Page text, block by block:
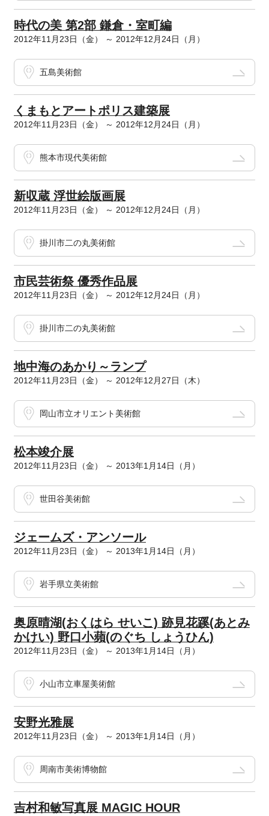
時代の美 第2部 鎌倉・室町編
2012年11月23日（金） ～ 2012年12月24日（月）
五島美術館
くまもとアートポリス建築展
2012年11月23日（金） ～ 2012年12月24日（月）
熊本市現代美術館
新収蔵 浮世絵版画展
2012年11月23日（金） ～ 2012年12月24日（月）
掛川市二の丸美術館
市民芸術祭 優秀作品展
2012年11月23日（金） ～ 2012年12月24日（月）
掛川市二の丸美術館
地中海のあかり～ランプ
2012年11月23日（金） ～ 2012年12月27日（木）
岡山市立オリエント美術館
松本竣介展
2012年11月23日（金） ～ 2013年1月14日（月）
世田谷美術館
ジェームズ・アンソール
2012年11月23日（金） ～ 2013年1月14日（月）
岩手県立美術館
奥原晴湖(おくはら せいこ) 跡見花蹊(あとみ
かけい) 野口小蘋(のぐち しょうひん)
2012年11月23日（金） ～ 2013年1月14日（月）
小山市立車屋美術館
安野光雅展
2012年11月23日（金） ～ 2013年1月14日（月）
周南市美術博物館
吉村和敏写真展 MAGIC HOUR